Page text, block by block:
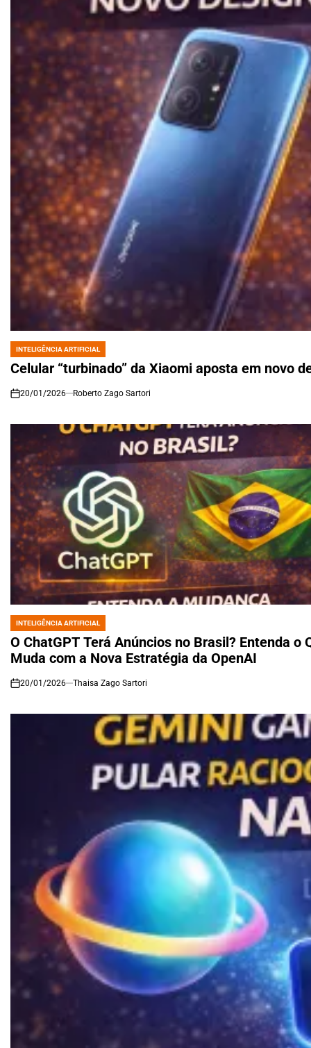
POSTED
IN
INTELIGÊNCIA ARTIFICIAL
Celular “turbinado” da Xiaomi aposta em novo
on
20/01/2026 Roberto Zago Sartori
POSTED
IN
INTELIGÊNCIA ARTIFICIAL
O ChatGPT Terá Anúncios no Brasil? Entenda o
Muda com a Nova Estratégia da OpenAI
on
20/01/2026 Thaisa Zago Sartori